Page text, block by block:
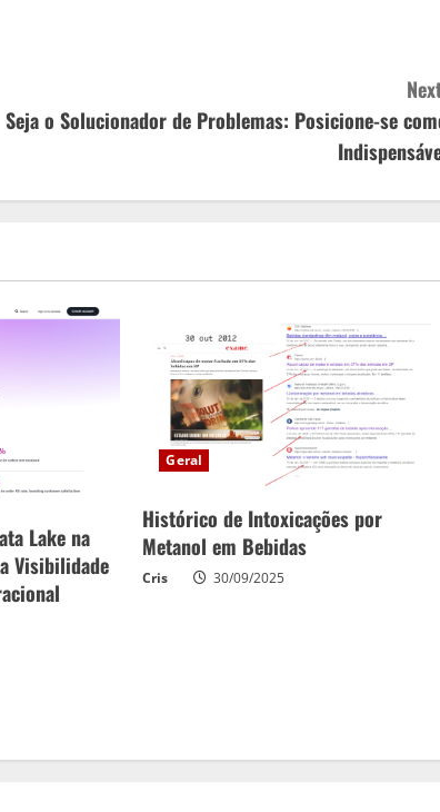
Seja o Solucionador de Problemas: Posicione-se
Lake na
Visibilidade
Geral
Histórico de Intoxicações por
Metanol em Bebidas
Cris 30/09/2025